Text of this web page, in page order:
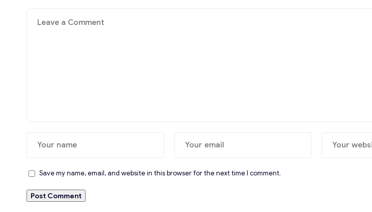
Save my name, email, and website in this browser for the next time I comment.